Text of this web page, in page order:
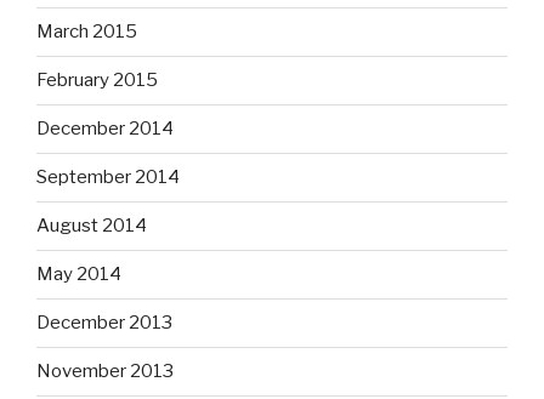
March 2015
February 2015
December 2014
September 2014
August 2014
May 2014
December 2013
November 2013